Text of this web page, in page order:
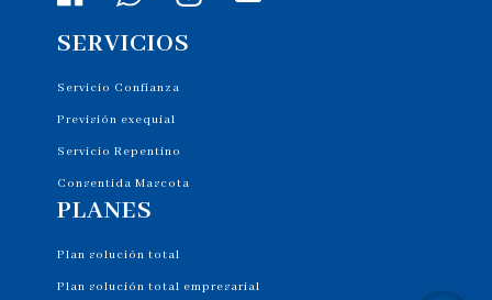
SERVICIOS
Servicio Confianza
Previsión exequial
Servicio Repentino
Consentida Mascota
PLANES
Plan solución total
Plan solución total empresarial